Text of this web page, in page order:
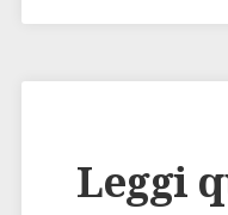
Leggi